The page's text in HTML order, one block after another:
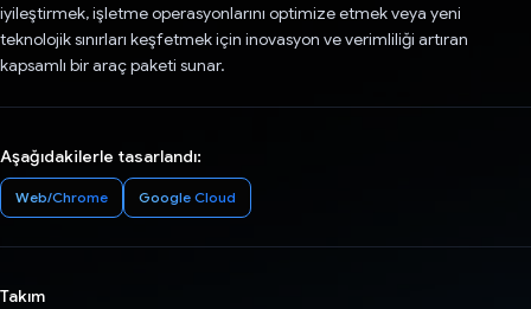
iyileştirmek, işletme operasyonlarını optimize etmek veya yeni
teknolojik sınırları keşfetmek için inovasyon ve verimliliği artıran
kapsamlı bir araç paketi sunar.
Aşağıdakilerle tasarlandı:
Web/Chrome Google Cloud
Takım